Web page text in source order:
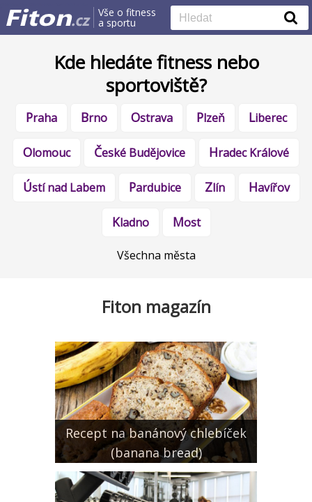
Vše o fitness
a sportu
Kde hledáte fitness nebo
sportoviště?
Praha Brno Ostrava Plzeň Liberec
Olomouc České Budějovice Hradec Králové
Ústí nad Labem Pardubice Zlín Havířov
Kladno Most
Všechna města
Fiton magazín
Recept na banánový chlebíček
(banana bread)